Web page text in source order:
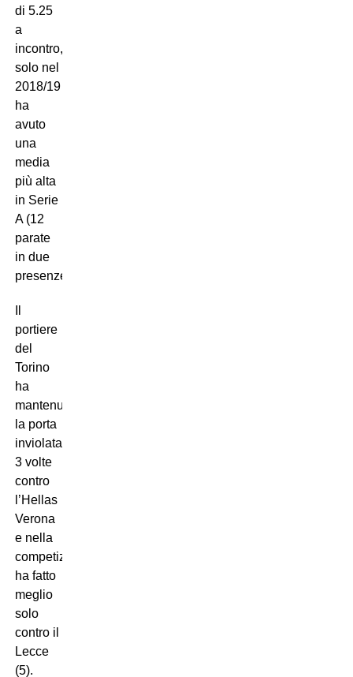
di 5.25
a
incontro,
solo nel
2018/19
ha
avuto
una
media
più alta
in Serie
A (12
parate
in due
presenze).
portiere
del
Torino
ha
mantenuto
la porta
inviolata
3 volte
contro
l’Hellas
Verona
e nella
competizione
ha fatto
meglio
solo
contro il
Lecce
(5).